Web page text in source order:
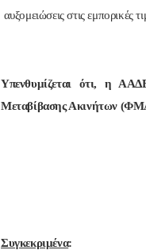
αυξομειώσεις στις εμπορικές
Υπενθυμίζεται ότι, η
Μεταβίβασης Ακινήτων
Συγκεκριμένα: